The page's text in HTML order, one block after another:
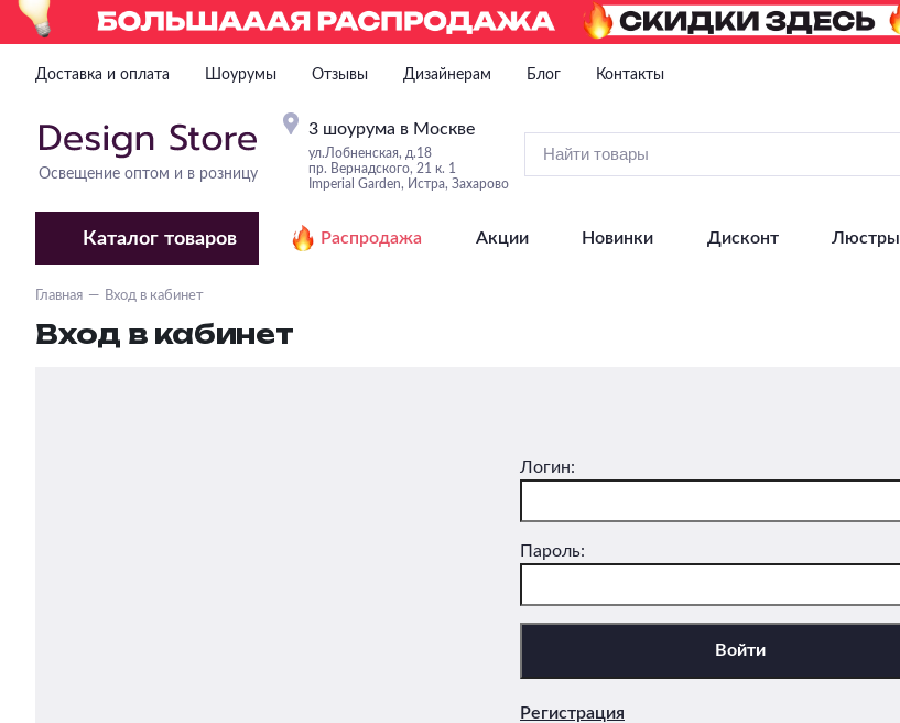
Доставка и оплата Шоурумы Отзывы Дизайнерам Блог Контакты
Освещение оптом и в розницу
3 шоурума в Москве
ул.Лобненская, д.18
пр. Вернадского, 21 к. 1
Imperial Garden, Истра, Захарово
Каталог товаров Распродажа Акции Новинки Дисконт Люстры
Главная Вход в кабинет
Вход в кабинет
Логин:
Пароль:
Регистрация